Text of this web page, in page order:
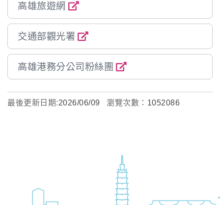
高雄旅遊網
交通部觀光署
高雄港務分公司粉絲團
最後更新日期:2026/06/09 瀏覽次數： 1052086